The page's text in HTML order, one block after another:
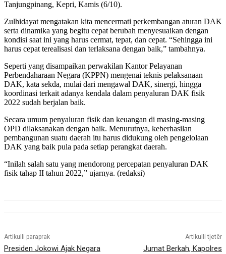
Tanjungpinang, Kepri, Kamis (6/10).
Zulhidayat mengatakan kita mencermati perkembangan aturan DAK
serta dinamika yang begitu cepat berubah menyesuaikan dengan
kondisi saat ini yang harus cermat, tepat, dan cepat. “Sehingga ini
harus cepat terealisasi dan terlaksana dengan baik,” tambahnya.
Seperti yang disampaikan perwakilan Kantor Pelayanan
Perbendaharaan Negara (KPPN) mengenai teknis pelaksanaan
DAK, kata sekda, mulai dari mengawal DAK, sinergi, hingga
koordinasi terkait adanya kendala dalam penyaluran DAK fisik
2022 sudah berjalan baik.
Secara umum penyaluran fisik dan keuangan di masing-masing
OPD dilaksanakan dengan baik. Menurutnya, keberhasilan
pembangunan suatu daerah itu harus didukung oleh pengelolaan
DAK yang baik pula pada setiap perangkat daerah.
“Inilah salah satu yang mendorong percepatan penyaluran DAK
fisik tahap II tahun 2022,” ujarnya. (redaksi)
Artikulli paraprak
Presiden Jokowi Ajak Negara
Artikulli tjetër
Jumat Berkah, Kapolres